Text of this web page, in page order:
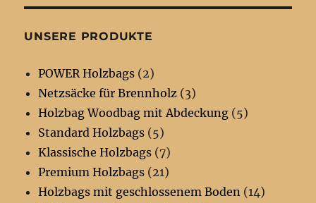
UNSERE PRODUKTE
POWER Holzbags (2)
Netzsäcke für Brennholz (3)
Holzbag Woodbag mit Abdeckung (5)
Standard Holzbags (5)
Klassische Holzbags (7)
Premium Holzbags (21)
Holzbags mit geschlossenem Boden (14)